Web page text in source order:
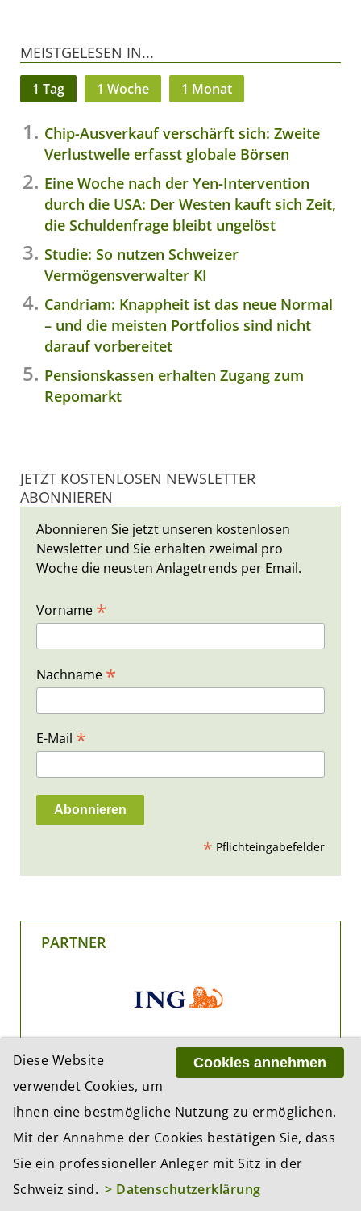
MEISTGELESEN IN...
1 Tag 1 Woche 1 Monat
Chip-Ausverkauf verschärft sich: Zweite
Verlustwelle erfasst globale Börsen
Eine Woche nach der Yen-Intervention
durch die USA: Der Westen kauft sich Zeit,
die Schuldenfrage bleibt ungelöst
Studie: So nutzen Schweizer
Vermögensverwalter KI
Candriam: Knappheit ist das neue Normal
– und die meisten Portfolios sind nicht
darauf vorbereitet
Pensionskassen erhalten Zugang zum
Repomarkt
JETZT KOSTENLOSEN NEWSLETTER
ABONNIEREN
Abonnieren Sie jetzt unseren kostenlosen
Newsletter und Sie erhalten zweimal pro
Woche die neusten Anlagetrends per Email.
Vorname *
Nachname *
E-Mail *
* Pflichteingabefelder
PARTNER
Cookies annehmen
Diese Website
verwendet Cookies, um
Ihnen eine bestmögliche Nutzung zu ermöglichen.
Mit der Annahme der Cookies bestätigen Sie, dass
Sie ein professioneller Anleger mit Sitz in der
Schweiz sind. > Datenschutzerklärung